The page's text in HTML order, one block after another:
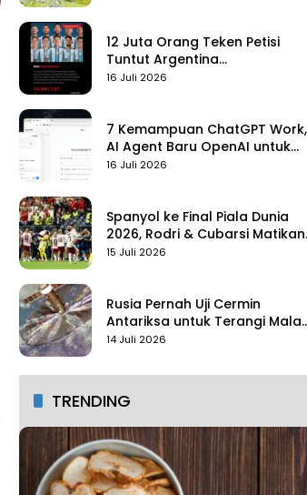
12 Juta Orang Teken Petisi
Tuntut Argentina
Didiskualifikasi
16 Juli 2026
7 Kemampuan ChatGPT Work,
AI Agent Baru OpenAI untuk
Kelola Kerja
16 Juli 2026
Spanyol ke Final Piala Dunia
2026, Rodri & Cubarsi Matikan
Mbappe
15 Juli 2026
Rusia Pernah Uji Cermin
Antariksa untuk Terangi
Tanpa Lampu
14 Juli 2026
TRENDING